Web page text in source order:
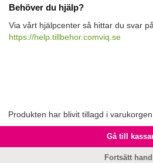
Behöver du hjälp?
Via vårt hjälpcenter så hittar du svar
https://help.tillbehor.comviq.se
Produkten har blivit tillagd i varukorgen
Gå till
Fortsätt